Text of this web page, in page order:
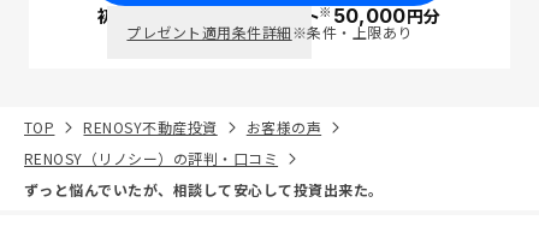
初回面談で ポイント※50,000円分
プレゼント適用条件詳細※条件・上限あり
TOP RENOSY不動産投資
お客様の声
RENOSY（リノシー）の評判・口コミ
ずっと悩んでいたが、相談して安心して投資出来た。